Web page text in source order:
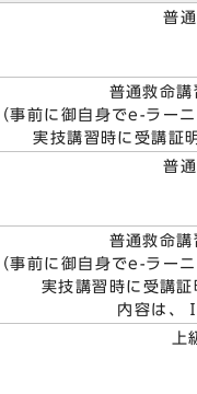
普
普通救命
（事前に御自身でe-ラー
実技講習時に受講証
普
普通救命
（事前に御自身でe-ラー
実技講習時に受講証
内容は、
上